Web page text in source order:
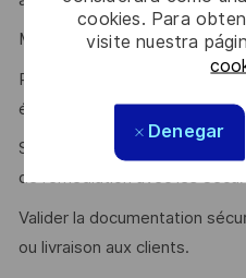
cookies. Para
visite nuestra
Denegar
Maintenir et remonter les
Piloter les plans de réduction
équipes de delivery.
Surveiller les vulnérabilités
de remédiation avec les
Valider la documentation
ou livraison aux clients.